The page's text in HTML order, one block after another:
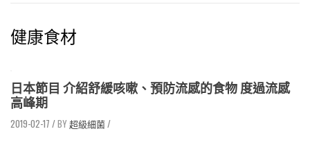
健康食材
日本節目 介紹舒緩咳嗽、預防流感的食物 度過流感
高峰期
2019-02-17 / 超級細菌/